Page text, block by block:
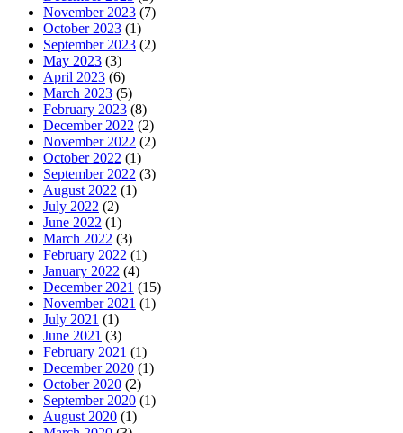
November 2023 (7)
October 2023 (1)
September 2023 (2)
May 2023 (3)
April 2023 (6)
March 2023 (5)
February 2023 (8)
December 2022 (2)
November 2022 (2)
October 2022 (1)
September 2022 (3)
August 2022 (1)
July 2022 (2)
June 2022 (1)
March 2022 (3)
February 2022 (1)
January 2022 (4)
December 2021 (15)
November 2021 (1)
July 2021 (1)
June 2021 (3)
February 2021 (1)
December 2020 (1)
October 2020 (2)
September 2020 (1)
August 2020 (1)